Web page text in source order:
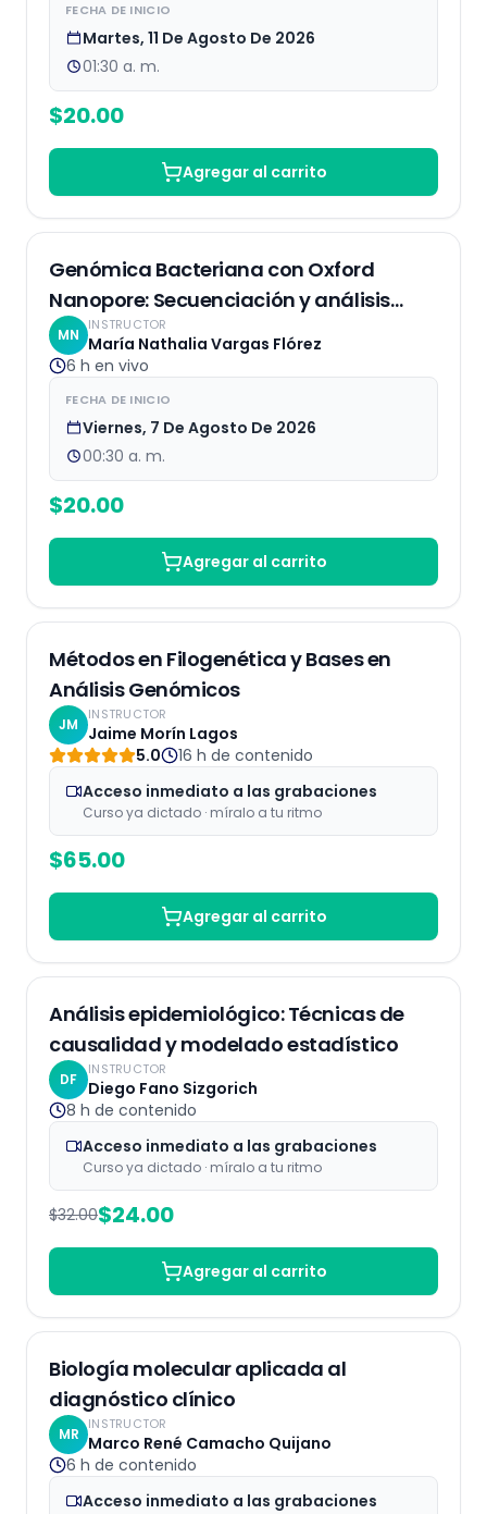
FECHA DE INICIO
Martes, 11 De Agosto De 2026
01:30 a. m.
$20.00
Agregar al carrito
Genómica Bacteriana con Oxford
Nanopore: Secuenciación y análisis
bioinformático
MN
INSTRUCTOR
María Nathalia Vargas Flórez
6 h en vivo
FECHA DE INICIO
Viernes, 7 De Agosto De 2026
00:30 a. m.
$20.00
Agregar al carrito
Métodos en Filogenética y Bases en
Análisis Genómicos
JM
INSTRUCTOR
Jaime Morín Lagos
5.0
16 h de contenido
Acceso inmediato a las grabaciones
Curso ya dictado · míralo a tu ritmo
$65.00
Agregar al carrito
25% OFF Grabaciones
Análisis epidemiológico: Técnicas de
causalidad y modelado estadístico
DF
INSTRUCTOR
Diego Fano Sizgorich
8 h de contenido
Acceso inmediato a las grabaciones
Curso ya dictado · míralo a tu ritmo
$32.00$24.00
Agregar al carrito
25% OFF Grabaciones
Biología molecular aplicada al
diagnóstico clínico
MR
INSTRUCTOR
Marco René Camacho Quijano
6 h de contenido
Acceso inmediato a las grabaciones